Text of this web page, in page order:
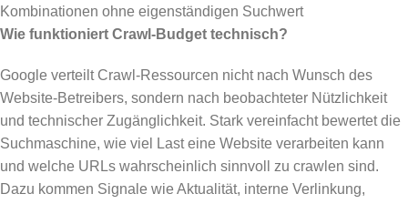
Kombinationen ohne eigenständigen Suchwert
Wie funktioniert Crawl-Budget technisch?
Google verteilt Crawl-Ressourcen nicht nach Wunsch des
Website-Betreibers, sondern nach beobachteter Nützlichkeit
und technischer Zugänglichkeit. Stark vereinfacht bewertet die
Suchmaschine, wie viel Last eine Website verarbeiten kann
und welche URLs wahrscheinlich sinnvoll zu crawlen sind.
Dazu kommen Signale wie Aktualität, interne Verlinkung,